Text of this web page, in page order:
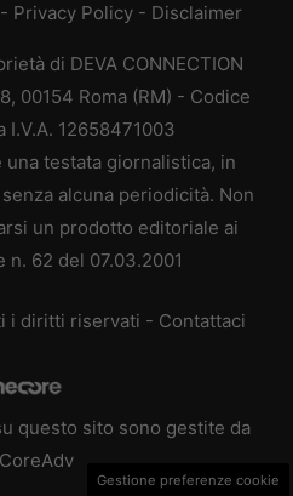
- Privacy Policy - Disclaimer
di DEVA CONNECTION
00154 Roma (RM) - Codice
I.V.A. 12658471003
testata giornalistica, in
alcuna periodicità. Non
un prodotto editoriale ai
n. 62 del 07.03.2001
i diritti riservati - Contattaci
questo sito sono gestite da
Gestione preferenze cookie